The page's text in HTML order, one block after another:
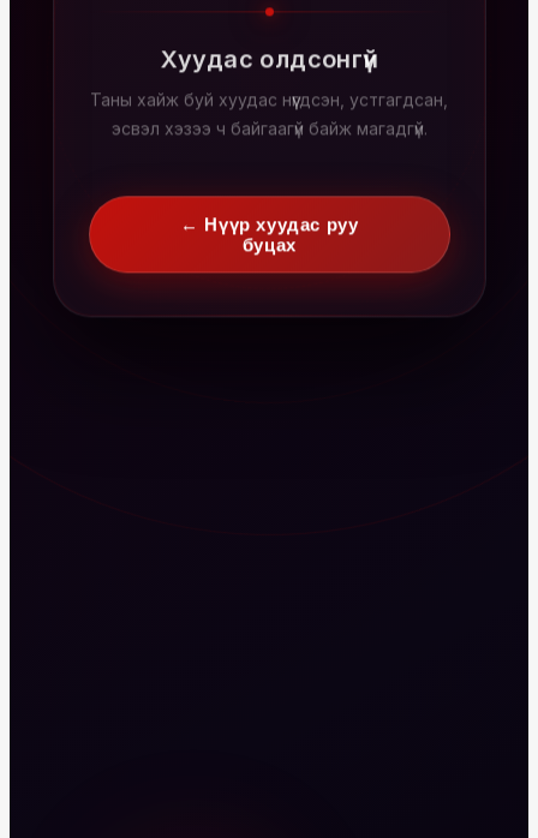
Хуудас олдсонгүй
Таны хайж буй хуудас нүүгдсэн, устгагдсан,
эсвэл хэзээ ч байгаагүй байж магадгүй.
← Нүүр хуудас руу
буцах